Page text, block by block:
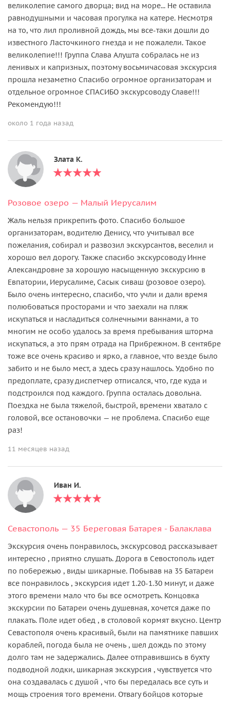
великолепие самого дворца; вид на море... Не оставила
равнодушными и часовая прогулка на катере. Несмотря
на то, что лил проливной дождь, мы все-таки дошли до
известного Ласточкиного гнезда и не пожалели. Такое
великолепие!!! Группа Слава Алушта собралась не из
ленивых и капризных, поэтому восьмичасовая экскурсия
прошла незаметно Спасибо огромное организаторам и
отдельное огромное СПАСИБО экскурсоводу Славе!!!
Рекомендую!!!
около 1 года назад
Злата К.
Розовое озеро — Малый Иерусалим
Жаль нельзя прикрепить фото. Спасибо большое
организаторам, водителю Денису, что учитывал все
пожелания, собирал и развозил экскурсантов, веселил и
хорошо вел дорогу. Также спасибо экскурсоводу Инне
Александровне за хорошую насыщенную экскурсию в
Евпатории, Иерусалиме, Сасык сиваш (розовое озеро).
Было очень интересно, спасибо, что учли и дали время
полюбоваться просторами и что заехали на пляж
искупаться и насладиться солнечными ваннами, а то
многим не особо удалось за время пребывания шторма
искупаться, а это прям отрада на Прибрежном. В сентябре
тоже все очень красиво и ярко, а главное, что везде было
забито и не было мест, а здесь сразу нашлось. Удобно по
предоплате, сразу диспетчер отписался, что, где куда и
подстроился под каждого. Группа осталась довольна.
Поездка не была тяжелой, быстрой, времени хватало с
головой, все остановочки — не проблема. Спасибо еще
раз!
11 месяцев назад
Иван И.
Севастополь — 35 Береговая Батарея - Балаклава
Экскурсия очень понравилось, экскурсовод рассказывает
интересно , приятно слушать. Дорога в Севостополь идет
по побережью , виды шикарные. Побывав на 35 Батареи
все понравилось , экскурсия идет 1.20-1.30 минут, и даже
этого времени мало что бы все осмотреть. Концовка
экскурсии по Батареи очень душевная, хочется даже по
плакать. Поле идет обед , в столовой кормят вкусно. Центр
Севастополя очень красивый, были на памятнике павших
кораблей, погода была не очень , шел дождь по этому
долго там не задержались. Далее отправившись в бухту
подводной лодки, шикарная экскурсия , чувствуется что
она создавалась с душой , что бы передалась все суть и
мощь строения того времени. Отвагу бойцов которые